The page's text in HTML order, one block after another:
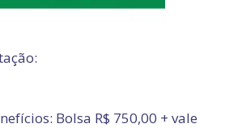
Bolsa R$ 750,00 + vale